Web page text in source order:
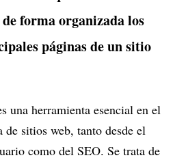
forma organizada los
páginas de un sitio
una herramienta esencial en el
de sitios web, tanto desde el
como del SEO. Se trata de